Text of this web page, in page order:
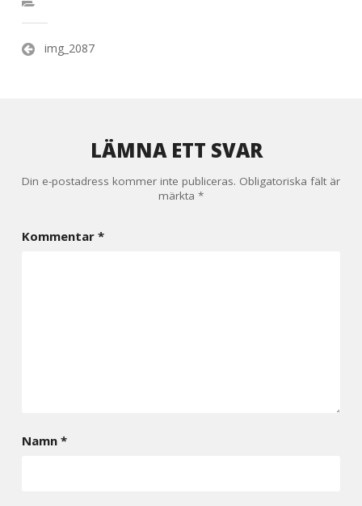
Inläggsnavigering
img_2087
LÄMNA ETT SVAR
Din e-postadress kommer inte publiceras. Obligatoriska fält är
märkta *
Kommentar *
Namn *